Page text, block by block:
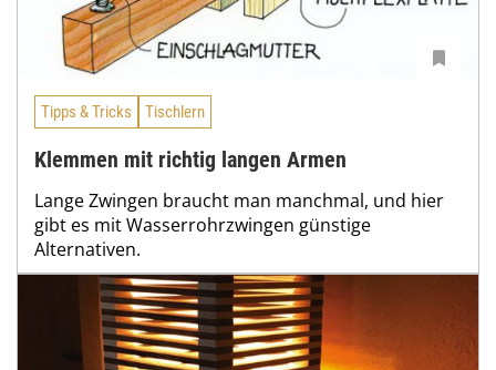
Tipps & Tricks Tischlern
Klemmen mit richtig langen Armen
Lange Zwingen braucht man manchmal, und hier
gibt es mit Wasserrohrzwingen günstige
Alternativen.